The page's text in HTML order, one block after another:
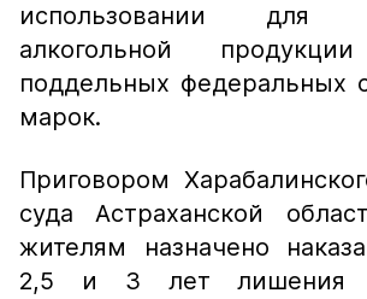
использовании для
алкогольной
поддельных федеральных
марок.
Приговором
суда Астраханской
жителям назначено
2,5 и 3 лет лишения